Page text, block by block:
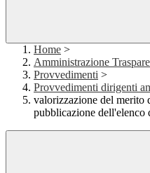
Home >
Amministrazione
Provvedimenti >
Provvedimenti dirigenti
valorizzazione del merito
pubblicazione dell'elenco